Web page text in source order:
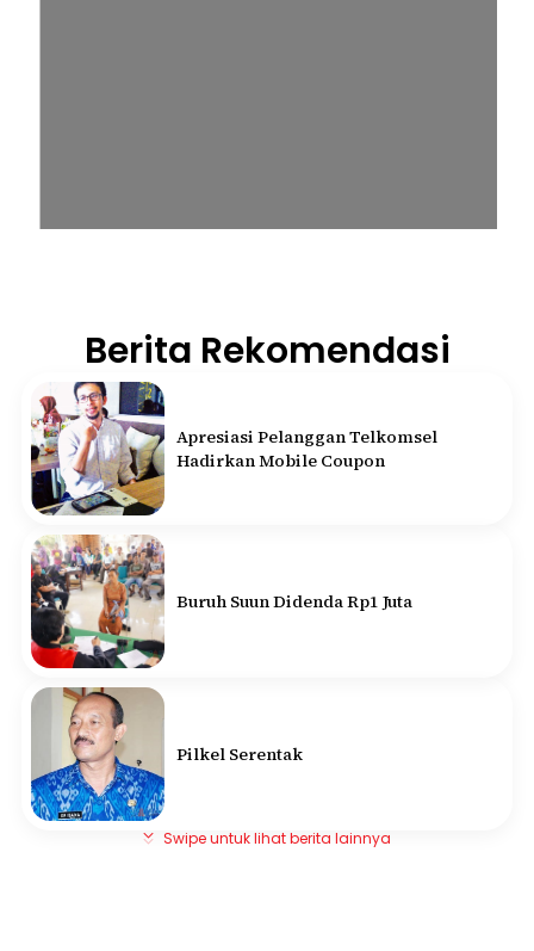
Berita Rekomendasi
Apresiasi Pelanggan Telkomsel
Hadirkan Mobile Coupon
Buruh Suun Didenda Rp1 Juta
Pilkel Serentak
Swipe untuk lihat berita lainnya